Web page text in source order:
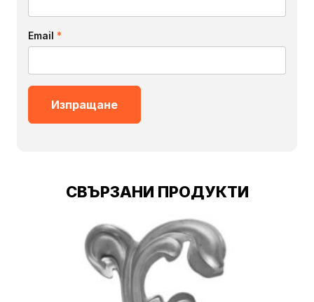
Email *
СВЪРЗАНИ ПРОДУКТИ